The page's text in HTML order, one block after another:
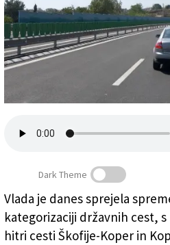
Naročnine
Hitra cesta Škofije-Koper
Dark Theme
Vlada je danes sprejela
kategorizaciji državnih cest,
hitri cesti Škofije-Koper in